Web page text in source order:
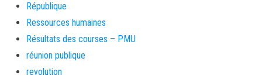
République
Ressources humaines
Résultats des courses – PMU
réunion publique
revolution